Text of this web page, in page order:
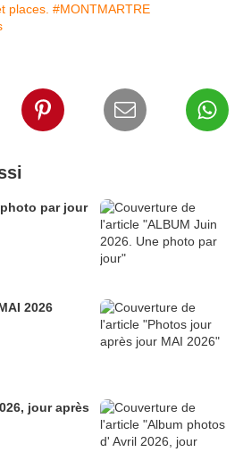
places. #MONTMARTRE
par jour
2026
jour après